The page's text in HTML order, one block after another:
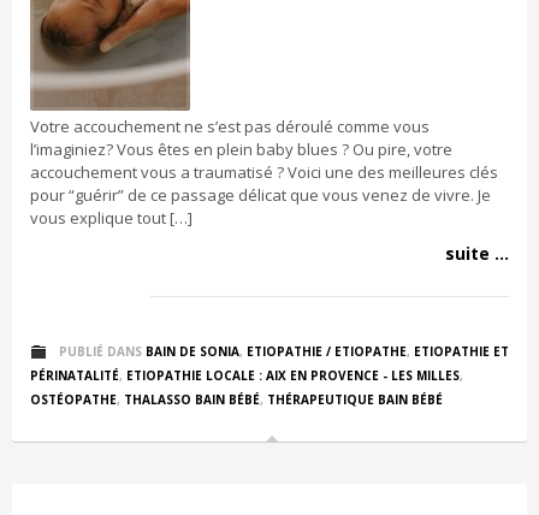
Votre accouchement ne s’est pas déroulé comme vous
l’imaginiez? Vous êtes en plein baby blues ? Ou pire, votre
accouchement vous a traumatisé ? Voici une des meilleures clés
pour “guérir” de ce passage délicat que vous venez de vivre. Je
vous explique tout […]
suite ...
PUBLIÉ DANS BAIN DE SONIA, ETIOPATHIE / ETIOPATHE, ETIOPATHIE ET
PÉRINATALITÉ, ETIOPATHIE LOCALE : AIX EN PROVENCE - LES MILLES,
OSTÉOPATHE, THALASSO BAIN BÉBÉ, THÉRAPEUTIQUE BAIN BÉBÉ